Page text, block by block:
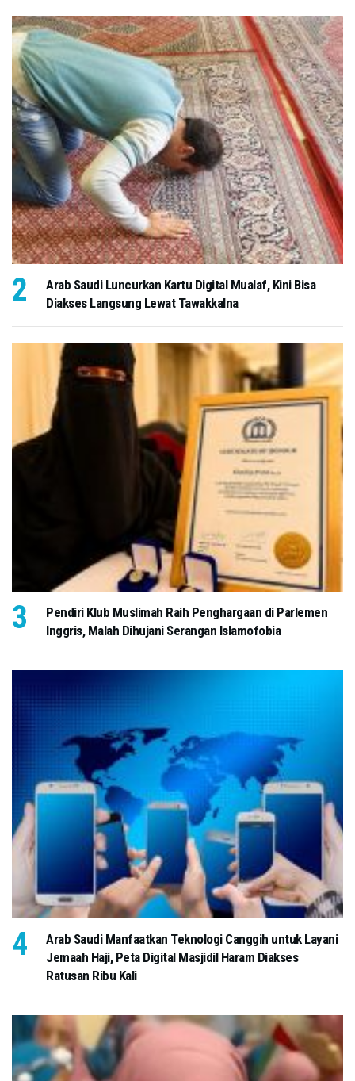
Arab Saudi Luncurkan Kartu Digital Mualaf, Kini Bisa
Diakses Langsung Lewat Tawakkalna
Pendiri Klub Muslimah Raih Penghargaan di Parlemen
Inggris, Malah Dihujani Serangan Islamofobia
Arab Saudi Manfaatkan Teknologi Canggih untuk Layani
Jemaah Haji, Peta Digital Masjidil Haram Diakses
Ratusan Ribu Kali